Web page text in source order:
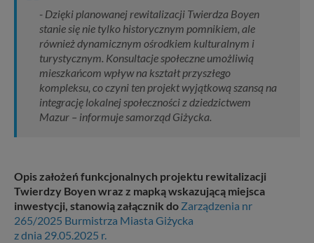
- Dzięki planowanej rewitalizacji Twierdza Boyen
stanie się nie tylko historycznym pomnikiem, ale
również dynamicznym ośrodkiem kulturalnym i
turystycznym. Konsultacje społeczne umożliwią
mieszkańcom wpływ na kształt przyszłego
kompleksu, co czyni ten projekt wyjątkową szansą na
integrację lokalnej społeczności z dziedzictwem
Mazur – informuje samorząd Giżycka.
Opis założeń funkcjonalnych projektu rewitalizacji
Twierdzy Boyen wraz z mapką wskazującą miejsca
inwestycji, stanowią załącznik do Zarządzenia nr
265/2025 Burmistrza Miasta Giżycka
z dnia 29.05.2025 r.